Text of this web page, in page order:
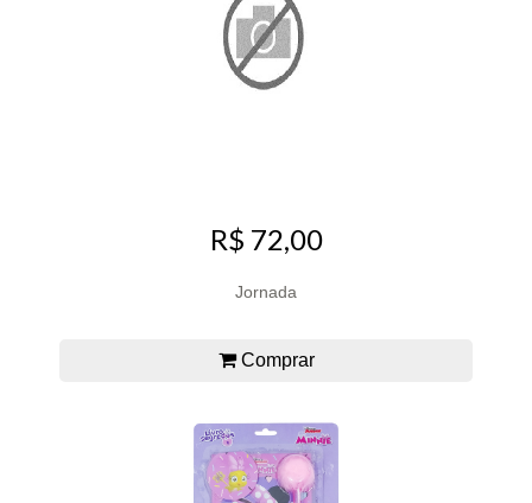
R$ 72,00
Jornada
Comprar